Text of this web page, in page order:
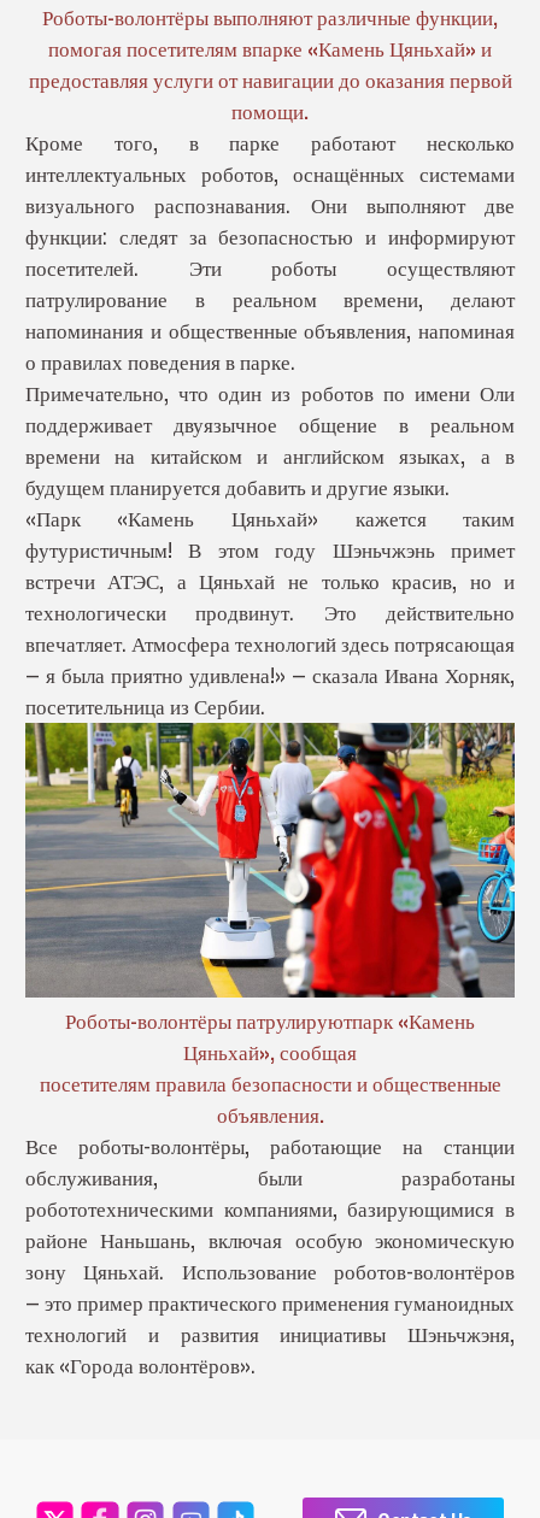
Роботы-волонтёры выполняют различные функции,
помогая посетителям впарке «Камень Цяньхай» и
предоставляя услуги от навигации до оказания первой
помощи.
Кроме того, в парке работают несколько
интеллектуальных роботов, оснащённых системами
визуального распознавания. Они выполняют две
функции: следят за безопасностью и информируют
посетителей. Эти роботы осуществляют
патрулирование в реальном времени, делают
напоминания и общественные объявления, напоминая
о правилах поведения в парке.
Примечательно, что один из роботов по имени Оли
поддерживает двуязычное общение в реальном
времени на китайском и английском языках, а в
будущем планируется добавить и другие языки.
«Парк «Камень Цяньхай» кажется таким
футуристичным! В этом году Шэньчжэнь примет
встречи АТЭС, а Цяньхай не только красив, но и
технологически продвинут. Это действительно
впечатляет. Атмосфера технологий здесь потрясающая
— я была приятно удивлена!» — сказала Ивана Хорняк,
посетительница из Сербии.
Роботы-волонтёры патрулируютпарк «Камень
Цяньхай», сообщая
посетителям правила безопасности и общественные
объявления.
Все роботы-волонтёры, работающие на станции
обслуживания, были разработаны
робототехническими компаниями, базирующимися в
районе Наньшань, включая особую экономическую
зону Цяньхай. Использование роботов-волонтёров
— это пример практического применения гуманоидных
технологий и развития инициативы Шэньчжэня,
как «Города волонтёров».